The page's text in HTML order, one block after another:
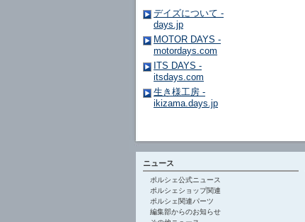
デイズについて -
days.jp
MOTOR DAYS -
motordays.com
ITS DAYS -
itsdays.com
生き様工房 -
ikizama.days.jp
ニュース
ポルシェ公式ニュース
ポルシェショップ関連
ポルシェ関連パーツ
編集部からのお知らせ